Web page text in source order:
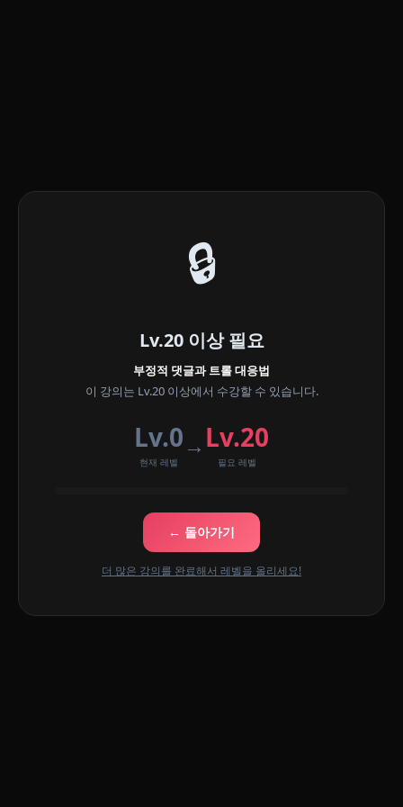
🔒
Lv.20 이상 필요
부정적 댓글과 트롤 대응법
이 강의는 Lv.20 이상에서 수강할 수 있습니다.
Lv.0
현재 레벨
→ Lv.20
필요 레벨
← 돌아가기
더 많은 강의를 완료해서 레벨을 올리세요!